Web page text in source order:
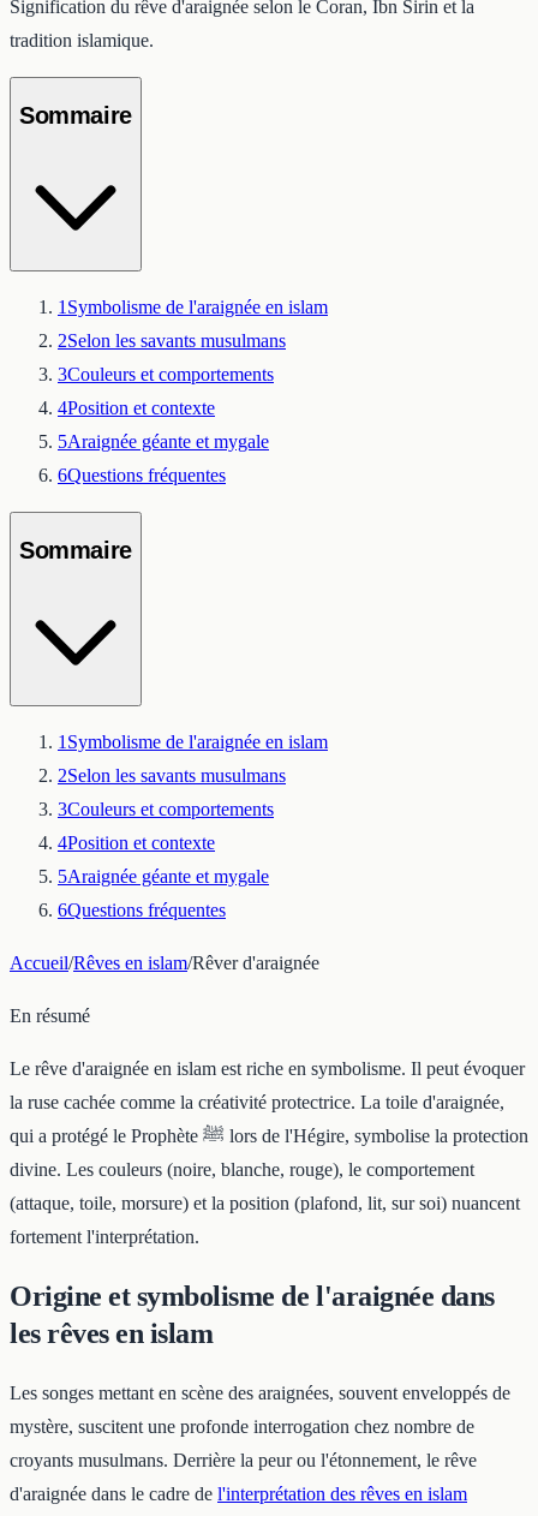
Signification du rêve d'araignée selon le Coran, Ibn Sirin et la
tradition islamique.
Sommaire
1 Symbolisme de l'araignée en islam
2Selon les savants musulmans
3Couleurs et comportements
4Position et contexte
5Araignée géante et mygale
6Questions fréquentes
Sommaire
1 Symbolisme de l'araignée en islam
2Selon les savants musulmans
3Couleurs et comportements
4Position et contexte
5Araignée géante et mygale
6Questions fréquentes
Accueil/Rêves en islam/Rêver d'araignée
En résumé
Le rêve d'araignée en islam est riche en symbolisme. Il peut évoquer
la ruse cachée comme la créativité protectrice. La toile d'araignée,
qui a protégé le Prophète ﷺ lors de l'Hégire, symbolise la protection
divine. Les couleurs (noire, blanche, rouge), le comportement
(attaque, toile, morsure) et la position (plafond, lit, sur soi) nuancent
fortement l'interprétation.
Origine et symbolisme de l'araignée dans
les rêves en islam
Les songes mettant en scène des araignées, souvent enveloppés de
mystère, suscitent une profonde interrogation chez nombre de
croyants musulmans. Derrière la peur ou l'étonnement, le rêve
d'araignée dans le cadre de l'interprétation des rêves en islam